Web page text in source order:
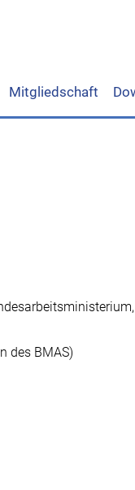
Mitgliedschaft
des BMAS)